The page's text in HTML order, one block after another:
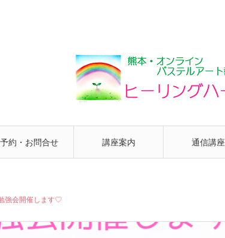
予約・お問合せ 講座案内 通信講座
強会開催します♡